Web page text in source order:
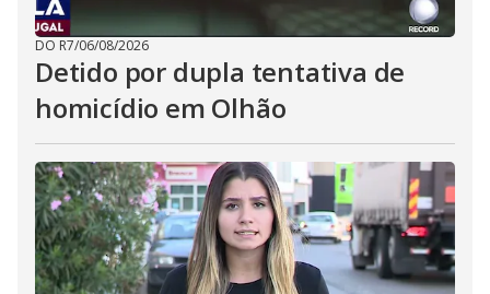
DO R7/06/08/2026
Detido por dupla tentativa de
homicídio em Olhão